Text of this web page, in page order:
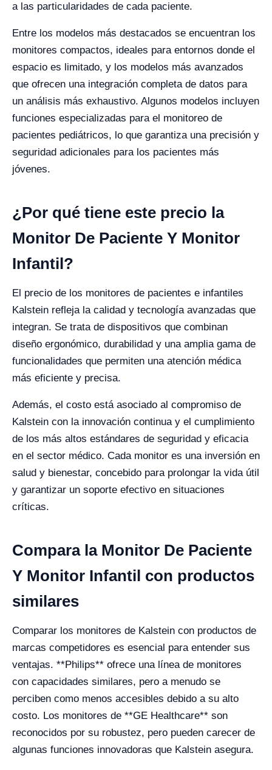
a las particularidades de cada paciente.
Entre los modelos más destacados se encuentran los
monitores compactos, ideales para entornos donde el
espacio es limitado, y los modelos más avanzados
que ofrecen una integración completa de datos para
un análisis más exhaustivo. Algunos modelos incluyen
funciones especializadas para el monitoreo de
pacientes pediátricos, lo que garantiza una precisión y
seguridad adicionales para los pacientes más
jóvenes.
¿Por qué tiene este precio la
Monitor De Paciente Y Monitor
Infantil?
El precio de los monitores de pacientes e infantiles
Kalstein refleja la calidad y tecnología avanzadas que
integran. Se trata de dispositivos que combinan
diseño ergonómico, durabilidad y una amplia gama de
funcionalidades que permiten una atención médica
más eficiente y precisa.
Además, el costo está asociado al compromiso de
Kalstein con la innovación continua y el cumplimiento
de los más altos estándares de seguridad y eficacia
en el sector médico. Cada monitor es una inversión en
salud y bienestar, concebido para prolongar la vida útil
y garantizar un soporte efectivo en situaciones
críticas.
Compara la Monitor De Paciente
Y Monitor Infantil con productos
similares
Comparar los monitores de Kalstein con productos de
marcas competidores es esencial para entender sus
ventajas. **Philips** ofrece una línea de monitores
con capacidades similares, pero a menudo se
perciben como menos accesibles debido a su alto
costo. Los monitores de **GE Healthcare** son
reconocidos por su robustez, pero pueden carecer de
algunas funciones innovadoras que Kalstein asegura.